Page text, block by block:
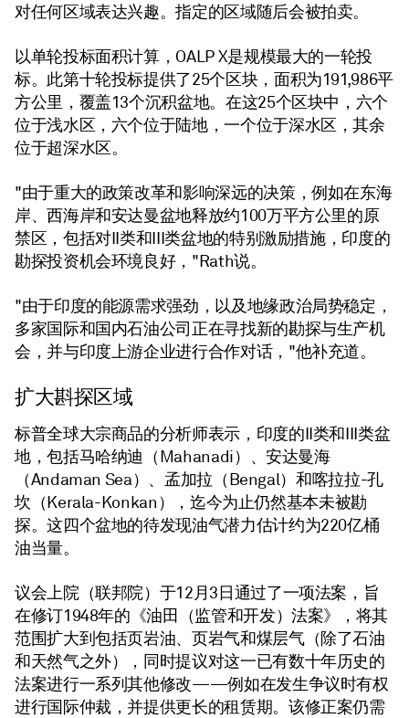
对任何区域表达兴趣。指定的区域随后会被拍卖。
以单轮投标面积计算，OALP X是规模最大的一轮投
标。此第十轮投标提供了25个区块，面积为191,986平
方公里，覆盖13个沉积盆地。在这25个区块中，六个
位于浅水区，六个位于陆地，一个位于深水区，其余
位于超深水区。
"由于重大的政策改革和影响深远的决策，例如在东海
岸、西海岸和安达曼盆地释放约100万平方公里的原
禁区，包括对II类和III类盆地的特别激励措施，印度的
勘探投资机会环境良好，"Rath说。
"由于印度的能源需求强劲，以及地缘政治局势稳定，
多家国际和国内石油公司正在寻找新的勘探与生产机
会，并与印度上游企业进行合作对话，"他补充道。
扩大斟探区域
标普全球大宗商品的分析师表示，印度的II类和III类盆
地，包括马哈纳迪（Mahanadi）、安达曼海
（Andaman Sea）、孟加拉（Bengal）和喀拉拉-孔
坎（Kerala-Konkan），迄今为止仍然基本未被勘
探。这四个盆地的待发现油气潜力估计约为220亿桶
油当量。
议会上院（联邦院）于12月3日通过了一项法案，旨
在修订1948年的《油田（监管和开发）法案》，将其
范围扩大到包括页岩油、页岩气和煤层气（除了石油
和天然气之外），同时提议对这一已有数十年历史的
法案进行一系列其他修改——例如在发生争议时有权
进行国际仲裁，并提供更长的租赁期。该修正案仍需